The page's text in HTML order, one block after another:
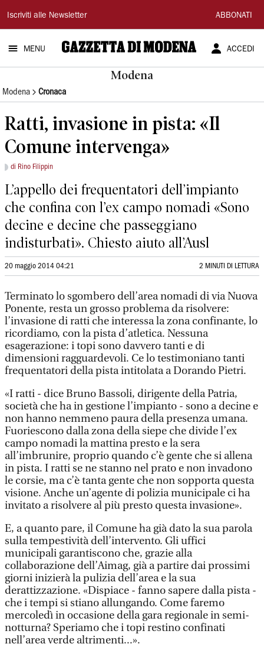
Gazzetta
di
Modena
Iscriviti alle Newsletter ABBONATI
MENU ACCEDI
Modena
Modena Cronaca
Ratti, invasione in pista: «Il
Comune intervenga»
di Rino Filippin
L’appello dei frequentatori dell’impianto
che confina con l’ex campo nomadi «Sono
decine e decine che passeggiano
indisturbati». Chiesto aiuto all’Ausl
20 maggio 2014 04:21 2 MINUTI DI LETTURA
Terminato lo sgombero dell’area nomadi di via Nuova
Ponente, resta un grosso problema da risolvere:
l’invasione di ratti che interessa la zona confinante, lo
ricordiamo, con la pista d’atletica. Nessuna
esagerazione: i topi sono davvero tanti e di
dimensioni ragguardevoli. Ce lo testimoniano tanti
frequentatori della pista intitolata a Dorando Pietri.
«I ratti - dice Bruno Bassoli, dirigente della Patria,
società che ha in gestione l’impianto - sono a decine e
non hanno nemmeno paura della presenza umana.
Fuoriescono dalla zona della siepe che divide l’ex
campo nomadi la mattina presto e la sera
all’imbrunire, proprio quando c’è gente che si allena
in pista. I ratti se ne stanno nel prato e non invadono
le corsie, ma c’è tanta gente che non sopporta questa
visione. Anche un’agente di polizia municipale ci ha
invitato a risolvere al più presto questa invasione».
E, a quanto pare, il Comune ha già dato la sua parola
sulla tempestività dell’intervento. Gli uffici
municipali garantiscono che, grazie alla
collaborazione dell’Aimag, già a partire dai prossimi
giorni inizierà la pulizia dell’area e la sua
derattizzazione. «Dispiace - fanno sapere dalla pista -
che i tempi si stiano allungando. Come faremo
mercoledì in occasione della gara regionale in semi-
notturna? Speriamo che i topi restino confinati
nell’area verde altrimenti...».